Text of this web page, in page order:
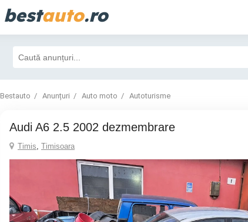
bestauto.ro
Bestauto Anunțuri Auto moto Autoturisme
Audi A6 2.5 2002 dezmembrare
Timis, Timisoara